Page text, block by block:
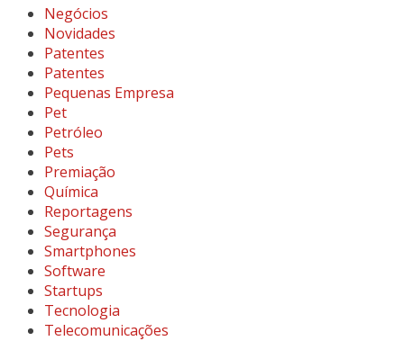
Negócios
Novidades
Patentes
Patentes
Pequenas Empresa
Pet
Petróleo
Pets
Premiação
Química
Reportagens
Segurança
Smartphones
Software
Startups
Tecnologia
Telecomunicações